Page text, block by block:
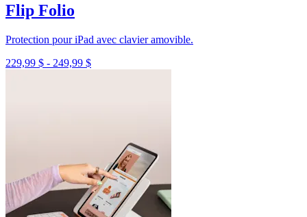
Flip Folio
Protection pour iPad avec clavier amovible.
229,99 $ - 249,99 $